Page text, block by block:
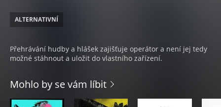
ALTERNATIVNÍ
Přehrávání hudby a hlášek zajišťuje operátor a není jej tedy
možné stáhnout a uložit do vlastního zařízení.
Mohlo by se vám líbit